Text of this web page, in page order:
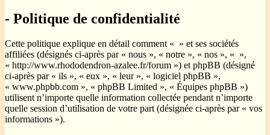
- Politique de confidentialité
Cette politique explique en détail comment « » et ses sociétés
affiliées (désignés ci-après par « nous », « notre », « nos », « »,
« http://www.rhododendron-azalee.fr/forum ») et phpBB (désigné
ci-après par « ils », « eux », « leur », « logiciel phpBB »,
« www.phpbb.com », « phpBB Limited », « Équipes phpBB »)
utilisent n’importe quelle information collectée pendant n’importe
quelle session d’utilisation de votre part (désignée ci-après par « vos
informations »).